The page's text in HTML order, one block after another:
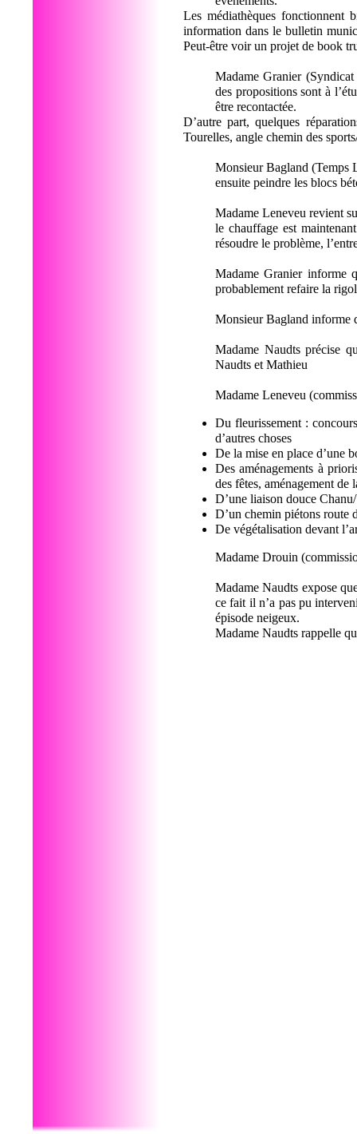
Les médiathèques fonctionnent
information dans le bulletin
Peut-être voir un projet de book
Madame Granier
des propositions sont à
être recontactée.
D’autre part, quelques
Tourelles, angle chemin des
Monsieur Bagland (Temps
ensuite peindre les blocs
Madame Leneveu revient
le chauffage est
résoudre le problème,
Madame Granier informe
probablement refaire la
Monsieur Bagland informe
Madame Naudts précise
Naudts et Mathieu
Madame Leneveu
Du fleurissement :
d’autres choses
De la mise en place d’une
Des aménagements à
des fêtes, aménagement
D’une liaison douce
D’un chemin piétons route
De végétalisation devant
Madame Drouin
Madame Naudts expose
ce fait il n’a pas pu
épisode neigeux.
Madame Naudts rappelle